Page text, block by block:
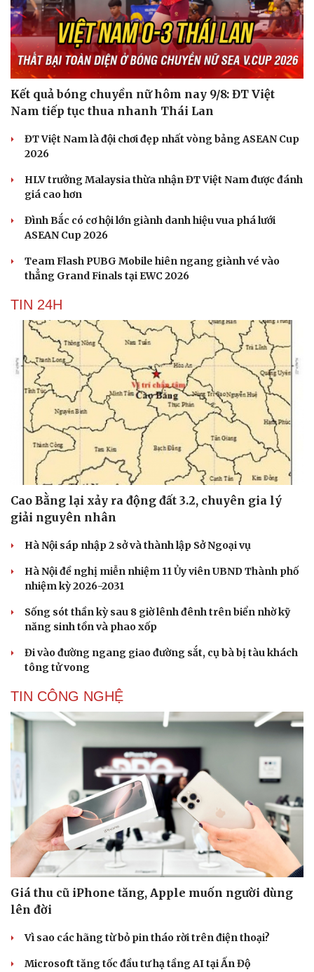
Cải chính
Kết quả bóng chuyền nữ hôm nay 9/8: ĐT Việt
Nam tiếp tục thua nhanh Thái Lan
ĐT Việt Nam là đội chơi đẹp nhất vòng bảng ASEAN Cup
2026
HLV trưởng Malaysia thừa nhận ĐT Việt Nam được đánh
giá cao hơn
Đình Bắc có cơ hội lớn giành danh hiệu vua phá lưới
ASEAN Cup 2026
Team Flash PUBG Mobile hiên ngang giành vé vào
thẳng Grand Finals tại EWC 2026
TIN 24H
Cao Bằng lại xảy ra động đất 3.2, chuyên gia lý
giải nguyên nhân
Hà Nội sáp nhập 2 sở và thành lập Sở Ngoại vụ
Hà Nội đề nghị miễn nhiệm 11 Ủy viên UBND Thành phố
nhiệm kỳ 2026-2031
Sống sót thần kỳ sau 8 giờ lênh đênh trên biển nhờ kỹ
năng sinh tồn và phao xốp
Đi vào đường ngang giao đường sắt, cụ bà bị tàu khách
tông tử vong
TIN CÔNG NGHỆ
Giá thu cũ iPhone tăng, Apple muốn người dùng
lên đời
Vì sao các hãng từ bỏ pin tháo rời trên điện thoại?
Microsoft tăng tốc đầu tư hạ tầng AI tại Ấn Độ